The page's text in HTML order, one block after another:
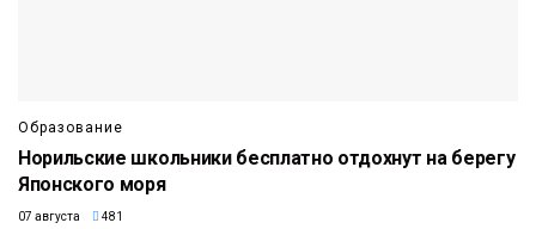
Образование
Норильские школьники бесплатно отдохнут на берегу
Японского моря
07 августа 481